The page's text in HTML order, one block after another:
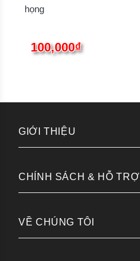
họng
100,000₫
GIỚI THIỆU
CHÍNH SÁCH & HỖ TRỢ
VỀ CHÚNG TÔI